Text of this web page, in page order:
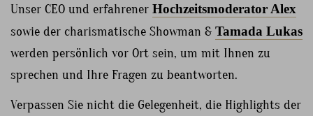
Unser CEO und erfahrener Hochzeitsmoderator Alex
sowie der charismatische Showman & Tamada Lukas
werden persönlich vor Ort sein, um mit Ihnen zu
sprechen und Ihre Fragen zu beantworten.
Verpassen Sie nicht die Gelegenheit, die Highlights der